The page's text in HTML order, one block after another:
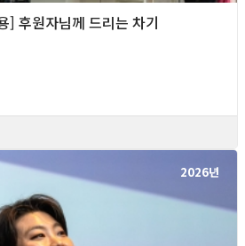
후원자님께 드리는 차기
2026년